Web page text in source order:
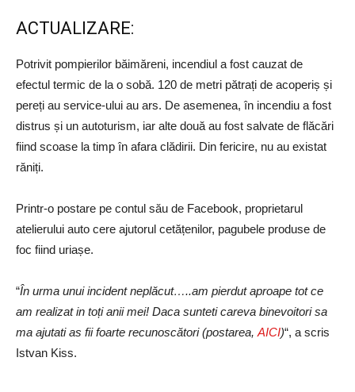
ACTUALIZARE:
Potrivit pompierilor băimăreni, incendiul a fost cauzat de
efectul termic de la o sobă. 120 de metri pătrați de acoperiș și
pereți au service-ului au ars. De asemenea, în incendiu a fost
distrus și un autoturism, iar alte două au fost salvate de flăcări
fiind scoase la timp în afara clădirii. Din fericire, nu au existat
răniți.
Printr-o postare pe contul său de Facebook, proprietarul
atelierului auto cere ajutorul cetățenilor, pagubele produse de
foc fiind uriașe.
“În urma unui incident neplăcut…..am pierdut aproape tot ce
am realizat in toți anii mei! Daca sunteti careva binevoitori sa
ma ajutati as fii foarte recunoscători(postarea, AICI)“, a scris
Istvan Kiss.